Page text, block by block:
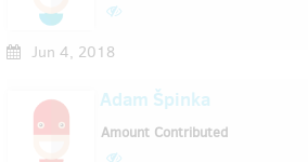
Jun 4, 2018
Adam Špinka
Amount Contributed